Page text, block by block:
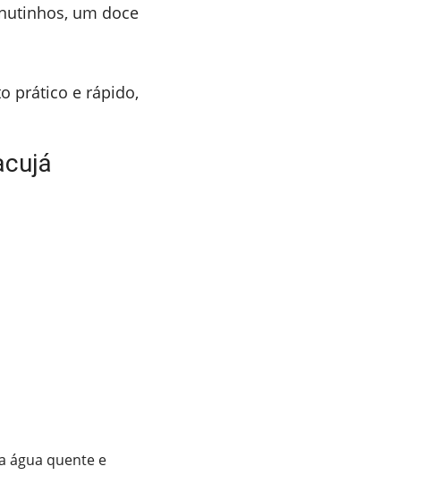
um doce
prático e rápido,
água quente e